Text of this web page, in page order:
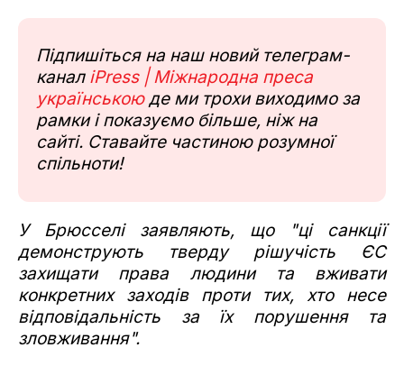
Підпишіться на наш новий телеграм-
канал iPress | Міжнародна преса
українськоюде ми трохи виходимо за
рамки і показуємо більше, ніж на
сайті. Ставайте частиною розумної
спільноти!
У Брюсселі заявляють, що "ці санкції
демонструють тверду рішучість ЄС
захищати права людини та вживати
конкретних заходів проти тих, хто несе
відповідальність за їх порушення та
зловживання".